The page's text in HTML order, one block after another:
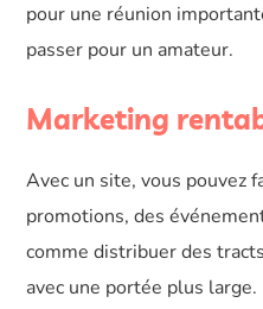
pour une réunion
passer pour un amateur.
Marketing
Avec un site, vous pouvez
promotions, des
comme distribuer des
avec une portée plus